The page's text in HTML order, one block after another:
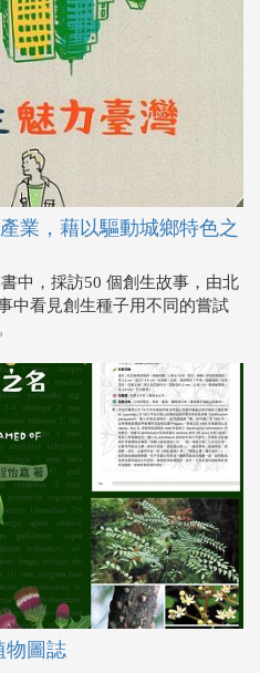
業，藉以驅動城鄉特色之
中，採訪50 個創生故事，由北
中看見創生種子用不同的嘗試
物圖誌